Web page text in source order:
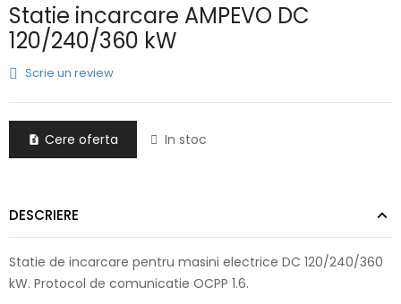
Statie incarcare AMPEVO DC
120/240/360 kW
Scrie un review
 Cere oferta In stoc
DESCRIERE
Statie de incarcare pentru masini electrice DC 120/240/360
kW. Protocol de comunicatie OCPP 1.6.